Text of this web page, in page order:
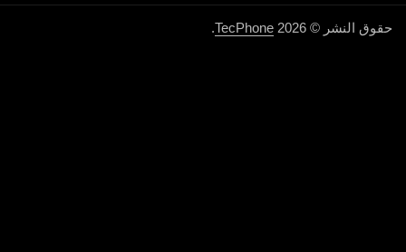
حقوق النشر © 2026 TecPhone
.